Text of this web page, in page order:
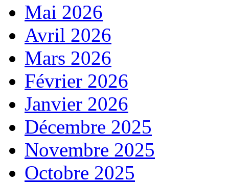
Mai 2026
Avril 2026
Mars 2026
Février 2026
Janvier 2026
Décembre 2025
Novembre 2025
Octobre 2025